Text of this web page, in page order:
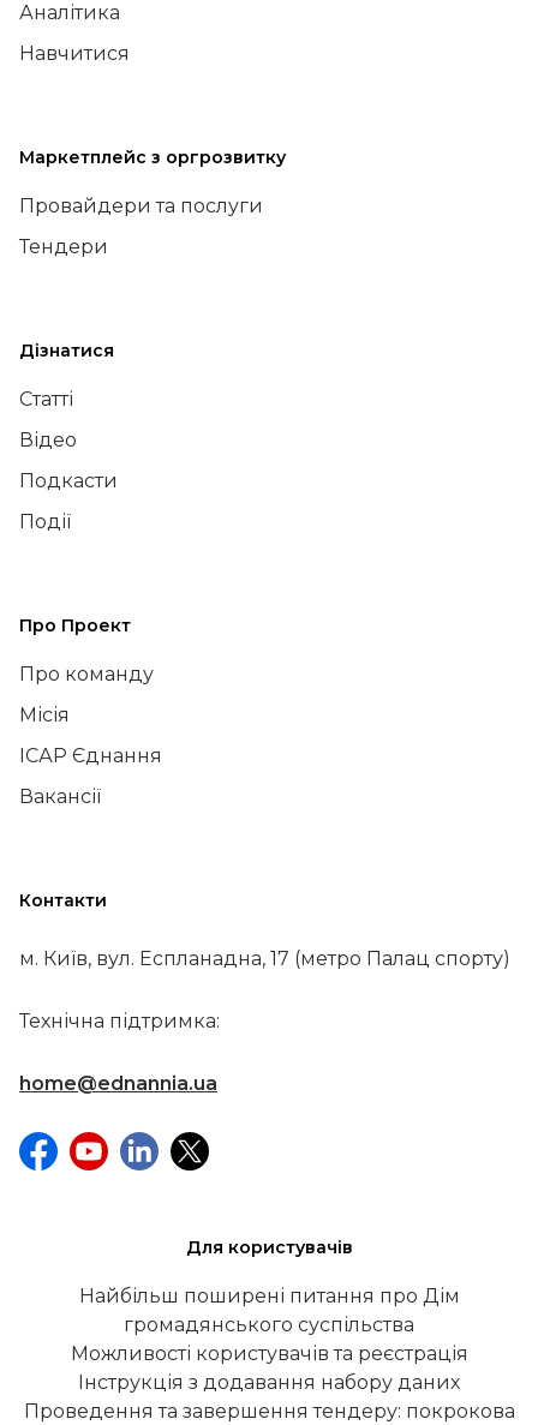
Аналітика
Навчитися
Маркетплейс з оргрозвитку
Провайдери та послуги
Тендери
Дізнатися
Статті
Відео
Подкасти
Події
Про Проект
Про команду
Місія
ІСАР Єднання
Вакансії
Контакти
м. Київ, вул. Еспланадна, 17 (метро Палац спорту)
Технічна підтримка:
home@ednannia.ua
Для користувачів
Найбільш поширені питання про Дім
громадянського суспільства
Можливості користувачів та реєстрація
Інструкція з додавання набору даних
Проведення та завершення тендеру: покрокова